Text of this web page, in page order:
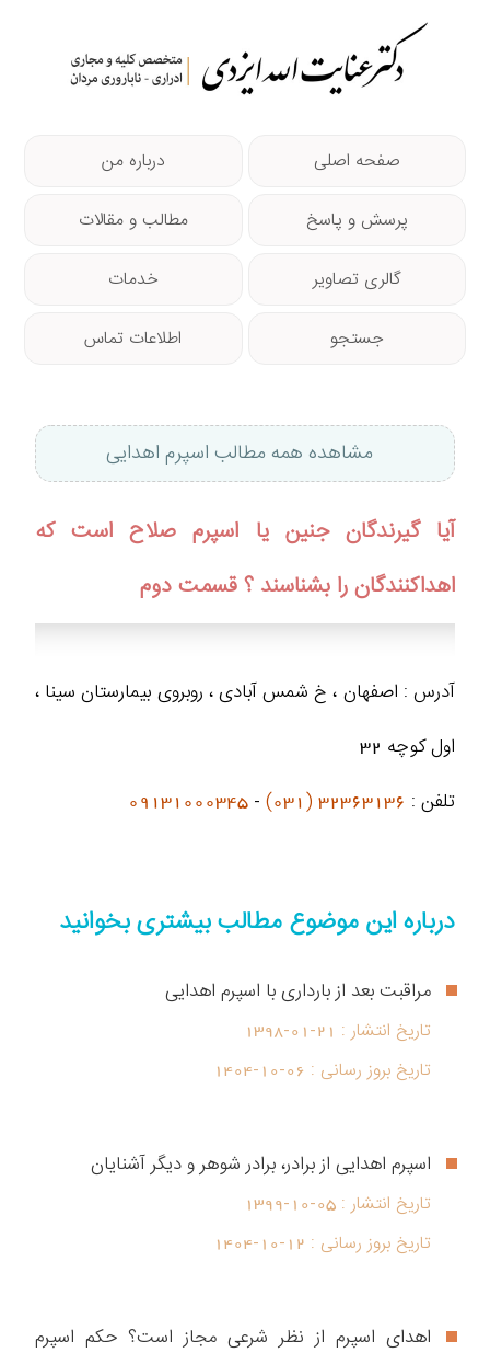
صفحه اصلی درباره من
پرسش و پاسخ مطالب و مقالات
گالری تصاویر خدمات
جستجو اطلاعات تماس
مشاهده همه مطالب اسپرم اهدایی
آیا گیرندگان جنین یا اسپرم صلاح است که
اهداکنندگان را بشناسند ؟ قسمت دوم
آدرس : اصفهان ، خ شمس آبادی ، روبروی بیمارستان سینا ،
اول کوچه 32
تلفن : 32363136 (031)
-
09131000345
درباره این موضوع مطالب بیشتری بخوانید
مراقبت بعد از بارداری با اسپرم اهدایی
تاریخ انتشار : 1398-01-21
تاریخ بروز رسانی : 1404-10-06
اسپرم اهدایی از برادر، برادر شوهر و دیگر آشنایان
تاریخ انتشار : 1399-10-05
تاریخ بروز رسانی : 1404-10-12
اهدای اسپرم از نظر شرعی مجاز است؟ حکم اسپرم